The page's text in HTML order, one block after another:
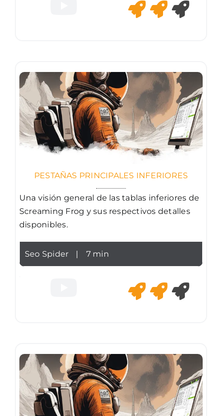
PESTAÑAS PRINCIPALES INFERIORES
Una visión general de las tablas inferiores de
Screaming Frog y sus respectivos detalles
disponibles.
Seo Spider | 7 min